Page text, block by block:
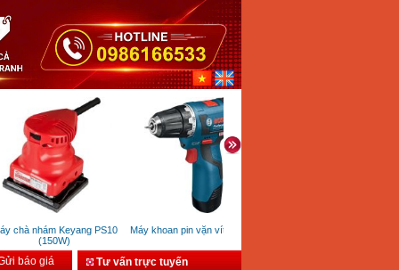
chà nhám Keyang PS10
(150W)
Máy khoan pin vặn vít Bosch
báo giá
Tư vấn trực tuyến